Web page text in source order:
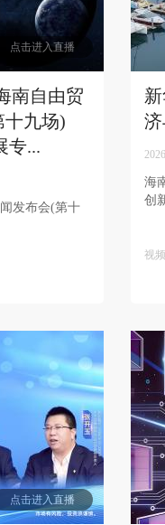
点击进入直播
南自由贸
十九场)
专...
发布会(第十
海
创
视频
点击进入直播